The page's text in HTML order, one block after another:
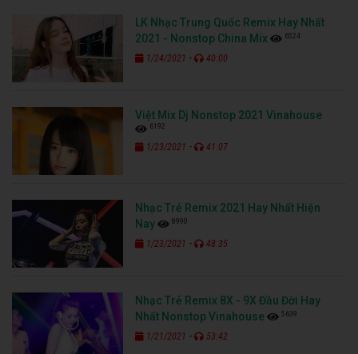
LK Nhạc Trung Quốc Remix Hay Nhất
2021 - Nonstop China Mix
6524
1/24/2021 - 40:00
Việt Mix Dj Nonstop 2021 Vinahouse
6192
1/23/2021 - 41:07
Nhạc Trẻ Remix 2021 Hay Nhất Hiện
Nay
8990
1/23/2021 - 48:35
Nhạc Trẻ Remix 8X - 9X Đầu Đời Hay
Nhất Nonstop Vinahouse
5639
1/21/2021 - 53:42